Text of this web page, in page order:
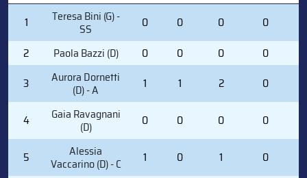
PLAYER
(POSITION)
1 Teresa Bini (G) -
SS 0 0 0 0
2
Paola Bazzi (D) 0 0 0 0
3
Aurora Dornetti
(D) - A 1 1 2 0
4 Gaia Ravagnani
(D) 0 0 0 0
5 Alessia
Vaccarino (D) - C 1 0 1 0